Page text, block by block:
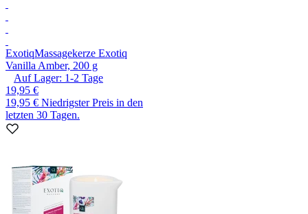
ExotiqMassagekerze Exotiq
Vanilla Amber, 200 g
Auf Lager: 1-2 Tage
19,95 €
19,95 € Niedrigster Preis in den
letzten 30 Tagen.